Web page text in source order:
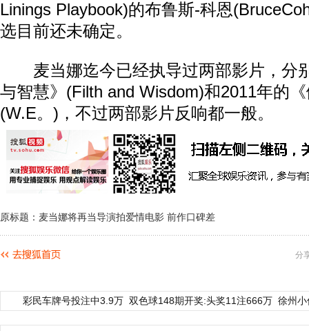
Linings Playbook)的布鲁斯-科恩
选目前还未确定。
麦当娜迄今已经执导过两部影片，分
与智慧》(Filth and Wisdom)和2011年的
(W.E。)，不过两部影片反响都一般。
原标题：麦当娜将再当导演拍爱情电影 前作口碑差
分
彩民车牌号投注中3.9万 双色球148期开奖:头奖11注666万 徐州